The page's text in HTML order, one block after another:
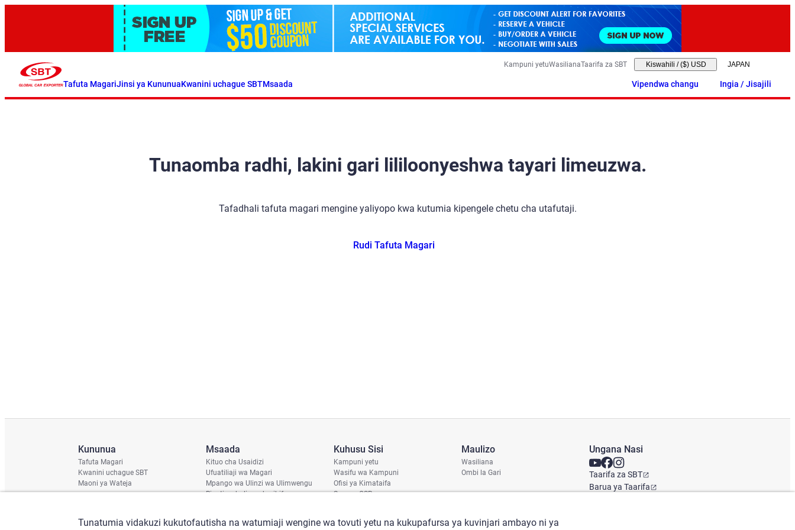
Tafuta MagariJinsi ya KununuaKwanini uchague SBTMsaada
Kampuni yetuWasilianaTaarifa za SBT Kiswahili / ($) USD
Vipendwa changu Ingia / Jisajili
Tunaomba radhi, lakini gari lililoonyeshwa tayari limeuzwa.
Tafadhali tafuta magari mengine yaliyopo kwa kutumia kipengele chetu cha utafutaji.
Rudi Tafuta Magari
Kununua
Tafuta Magari
Kwanini uchague SBT
Maoni ya Wateja
Msaada
Kituo cha Usaidizi
Ufuatiliaji wa Magari
Mpango wa Ulinzi wa Ulimwengu
Ripoti ya hali ya uharibifu
Kuhusu Sisi
Kampuni yetu
Wasifu wa Kampuni
Ofisi ya Kimataifa
Sera ya CSR
Maulizo
Wasiliana
Ombi la Gari
Ungana Nasi
Taarifa za SBT
Barua ya Taarifa
Tunatumia vidakuzi kukutofautisha na watumiaji wengine wa tovuti yetu na kukupafursa ya kuvinjari ambayo ni ya